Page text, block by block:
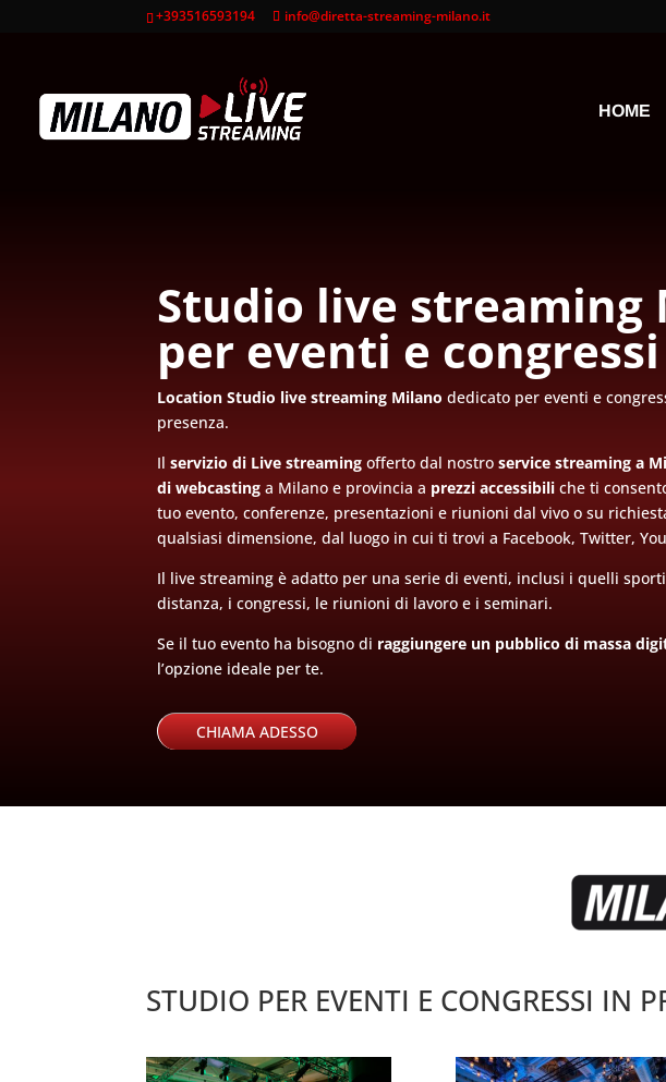
+393516593194 info@diretta-streaming-milano.it
HOME
Studio live streaming
per eventi e congressi
Location Studio live streaming Milano dedicato per eventi e
presenza.
Ilservizio di Live streaming offerto dal nostroservice streaming a
di webcasting a Milano e provincia a prezzi accessibili che ti
tuo evento, conferenze, presentazioni e riunioni dal vivo o su
qualsiasi dimensione, dal luogo in cui ti trovi a Facebook, Twitter,
Il live streaming è adatto per una serie di eventi, inclusi i quelli
distanza, i congressi, le riunioni di lavoro e i seminari.
Se il tuo evento ha bisogno di raggiungere un pubblico di massa
l’opzione ideale per te.
CHIAMA ADESSO
STUDIO PER EVENTI E CONGRESSI IN